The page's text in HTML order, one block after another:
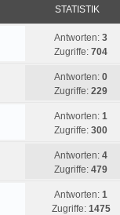
STATISTIK
Antworten: 3
Zugriffe: 704
Antworten: 0
Zugriffe: 229
Antworten: 1
Zugriffe: 300
Antworten: 4
Zugriffe: 479
Antworten: 1
Zugriffe: 1475